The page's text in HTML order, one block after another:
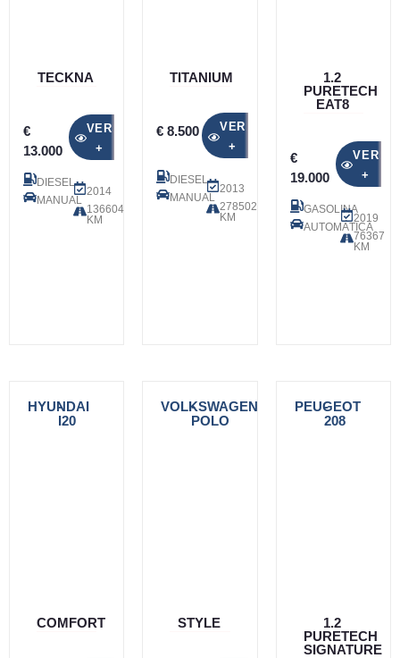
TECKNA
€
13.000
VER
+
DIESEL
MANUAL
2014
136604
KM
TITANIUM
€ 8.500
VER
+
DIESEL
MANUAL
2013
278502
KM
1.2
PURETECH
EAT8
€
19.000
VER
+
GASOLINA
AUTOMÁTICA
2019
76367
KM
HYUNDAI
-
I20
COMFORT
VOLKSWAGEN
-
POLO
STYLE
PEUGEOT
-
208
1.2
PURETECH
SIGNATURE